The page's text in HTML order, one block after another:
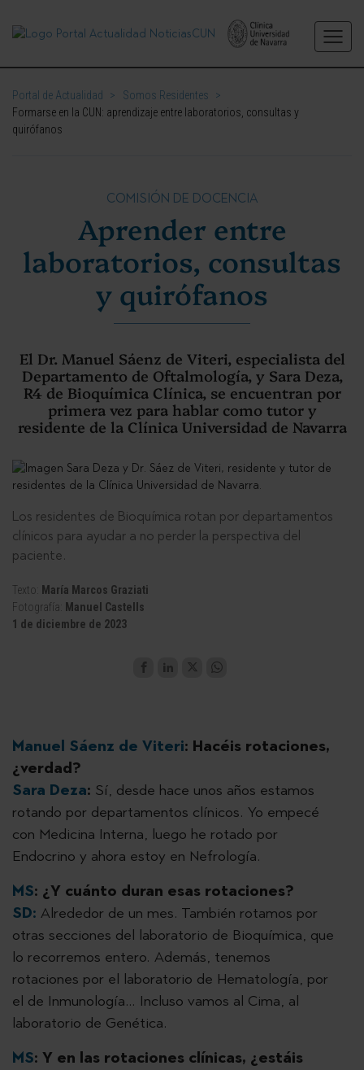
Portal de Actualidad > Somos Residentes
>
Formarse en la CUN: aprendizaje entre laboratorios, consultas y
quirófanos
COMISIÓN DE DOCENCIA
Aprender entre
laboratorios, consultas
y quirófanos
El Dr. Manuel Sáenz de Viteri, especialista del
Departamento de Oftalmología, y Sara Deza,
R4 de Bioquímica Clínica, se encuentran por
primera vez para hablar como tutor y
residente de la Clínica Universidad de Navarra
Los residentes de Bioquímica rotan por departamentos
clínicos para ayudar a no perder la perspectiva del
paciente.
Texto:
María Marcos Graziati
Fotografía:
Manuel Castells
1 de diciembre de 2023
Manuel Sáenz de Viteri: Hacéis rotaciones,
¿verdad?
Sara Deza: Sí, desde hace unos años estamos
rotando por departamentos clínicos. Yo empecé
con Medicina Interna, luego he rotado por
Endocrino y ahora estoy en Nefrología.
MS: ¿Y cuánto duran esas rotaciones?
SD: Alrededor de un mes. También rotamos por
otras secciones del laboratorio de Bioquímica, que
lo recorremos entero. Además, tenemos
rotaciones por el laboratorio de Hematología, por
el de Inmunología… Incluso vamos al Cima, al
laboratorio de Genética.
MS: Y en las rotaciones clínicas, ¿estáis